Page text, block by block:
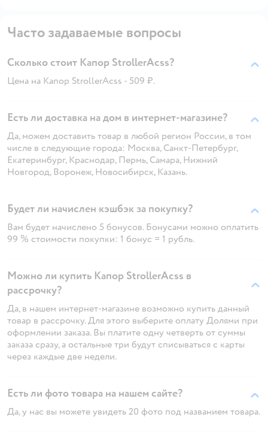
Часто задаваемые вопросы
Сколько стоит Капор StrollerAcss?
Цена на Капор StrollerAcss - 509 ₽.
Есть ли доставка на дом в интернет-магазине?
Да, можем доставить товар в любой регион России, в том
числе в следующие города: Москва, Санкт-Петербург,
Екатеринбург, Краснодар, Пермь, Самара, Нижний
Новгород, Воронеж, Новосибирск, Казань.
Будет ли начислен кэшбэк за покупку?
Вам будет начислено 5 бонусов. Бонусами можно оплатить
99 % стоимости покупки: 1 бонус = 1 рубль.
Можно ли купить Капор StrollerAcss в
рассрочку?
Да, в нашем интернет-магазине возможно купить данный
товар в рассрочку. Для этого выберите оплату Долями при
оформлении заказа. Вы платите одну четверть от суммы
заказа сразу, а остальные три будут списываться с карты
через каждые две недели.
Есть ли фото товара на нашем сайте?
Да, у нас вы можете увидеть 20 фото под названием товара.